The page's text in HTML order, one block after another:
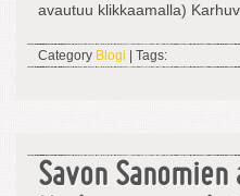
avautuu klikkaamalla)
Category Blogi | Tags:
Savon Sanomien